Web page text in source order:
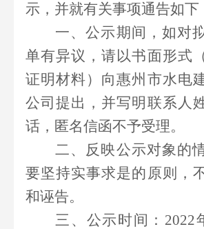
示，并就有关事项通告如下
一、公示期间，如对
单有异议，请以书面形式
证明材料）向惠州市水电
公司提出，并写明联系人
话，匿名信函不予受理。
二、反映公示对象的
要坚持实事求是的原则，
和诬告。
三、公示时间： 2022